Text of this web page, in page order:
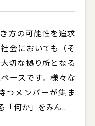
方の可能性を追求
会においても（そ
切な拠り所となる
ースです。様々な
つメンバーが集ま
「何か」をみん...